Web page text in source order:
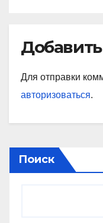
Для отправки
авторизоваться.
Поиск